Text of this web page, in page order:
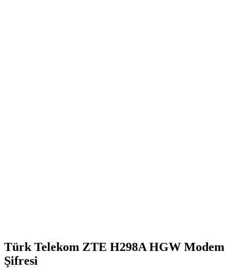
Türk Telekom ZTE H298A HGW Modem
Şifresi